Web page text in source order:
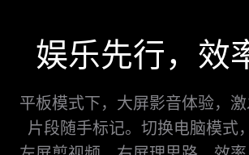
娱乐先行，效
平板模式下，大屏影音体验，
片段随手标记。 切换电脑模式